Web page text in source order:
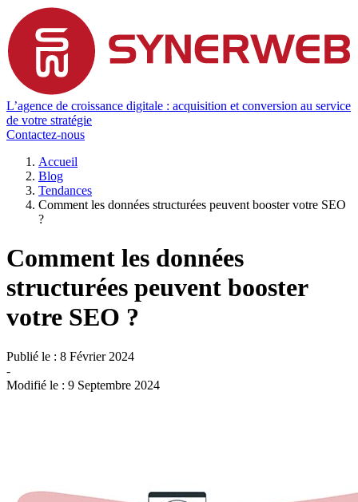
L’agence de croissance digitale : acquisition et conversion au service
de votre stratégie
Contactez-nous
Accueil
Blog
Tendances
Comment les données structurées peuvent booster votre SEO
?
Comment les données
structurées peuvent booster
votre SEO ?
Publié le : 8 Février 2024
-
Modifié le : 9 Septembre 2024